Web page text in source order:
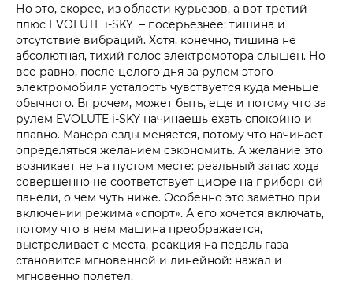
Но это, скорее, из области курьезов, а вот третий
плюс EVOLUTE i‑SKY – посерьёзнее: тишина и
отсутствие вибраций. Хотя, конечно, тишина не
абсолютная, тихий голос электромотора слышен. Но
все равно, после целого дня за рулем этого
электромобиля усталость чувствуется куда меньше
обычного. Впрочем, может быть, еще и потому что за
рулем EVOLUTE i‑SKY начинаешь ехать спокойно и
плавно. Манера езды меняется, потому что начинает
определяться желанием сэкономить. А желание это
возникает не на пустом месте: реальный запас хода
совершенно не соответствует цифре на приборной
панели, о чем чуть ниже. Особенно это заметно при
включении режима «спорт». А его хочется включать,
потому что в нем машина преображается,
выстреливает с места, реакция на педаль газа
становится мгновенной и линейной: нажал и
мгновенно полетел.